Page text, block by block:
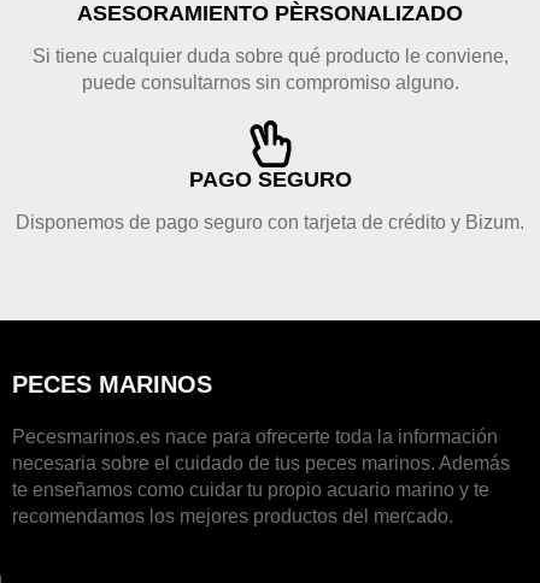
ASESORAMIENTO PÈRSONALIZADO
Si tiene cualquier duda sobre qué producto le conviene,
puede consultarnos sin compromiso alguno.
PAGO SEGURO
Disponemos de pago seguro con tarjeta de crédito y Bizum.
PECES MARINOS
Pecesmarinos.es nace para ofrecerte toda la información
necesaria sobre el cuidado de tus peces marinos. Además
te enseñamos como cuidar tu propio acuario marino y te
recomendamos los mejores productos del mercado.